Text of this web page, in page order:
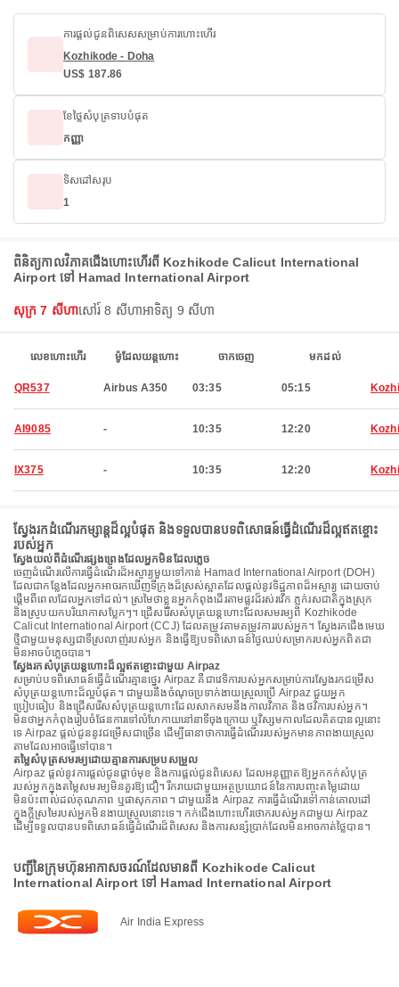
ការផ្តល់ជូនពិសេសសម្រាប់ការហោះហើរ
Kozhikode - Doha
US$ 187.86
ខែថ្លៃសំបុត្រទាបបំផុត
កញ្ញា
ទិសដៅសរុប
1
ពិនិត្យកាលវិភាគជើងហោះហើរពី Kozhikode Calicut International
Airport ទៅ Hamad International Airport
សុក្រ 7 សីហាសៅរ៍ 8 សីហាអាទិត្យ 9 សីហា
លេខហោះហើរ ម៉ូដែលយន្តហោះ ចាកចេញ មកដល់
QR537 Airbus A350 03:35 05:15
AI9085 - 10:35 12:20
IX375 - 10:35 12:20
ស្វែងរកដំណើរកម្សាន្តដ៏ល្អបំផុត និងទទួលបានបទពិសោធន៍ធ្វើដំណើរដ៏ល្អឥតខ្ចោះ
របស់អ្នក
ស្វែងយល់ពីដំណើរផ្សងព្រេងដែលអ្នកមិនដែលភ្លេច
ចេញដំណើរលើការធ្វើដំណើរដ៏អស្ចារ្យមួយទៅកាន់ Hamad International Airport (DOH)
ដែលជាកន្លែងដែលអ្នកអាចរកឃើញទីក្រុងដ៏ស្រស់ស្អាតដែលផ្តល់នូវទិដ្ឋភាពដ៏អស្ចារ្យ ដោយចាប់
ផ្តើមពីពេលដែលអ្នកទៅដល់។ ស្រមៃថាខ្លួនអ្នកកំពុងដើរតាមផ្លូវដ៏រស់រវើក ភ្លក់រសជាតិក្នុងស្រុក
និងស្រូបយកបរិយាកាសប្លែកៗ។ ជ្រើសរើសសំបុត្រយន្តហោះដែលសមរម្យពី Kozhikode
Calicut International Airport (CCJ) ដែលតម្រូវតាមតម្រូវការរបស់អ្នក។ ស្វែងរកជើងមេឃ
ថ្មីជាមួយមនុស្សជាទីស្រលាញ់របស់អ្នក និងធ្វើឱ្យបទពិសោធន៍ថ្ងៃឈប់សម្រាករបស់អ្នកពិតជា
មិនអាចបំភ្លេចបាន។
ស្វែងរកសំបុត្រយន្តហោះដ៏ល្អឥតខ្ចោះជាមួយ Airpaz
សម្រាប់បទពិសោធន៍ធ្វើដំណើរគ្មានថ្នេរ Airpaz គឺជាវេទិការបស់អ្នកសម្រាប់ការស្វែងរកជម្រើស
សំបុត្រយន្តហោះដ៏ល្អបំផុត។ ជាមួយនឹងចំណុចប្រទាក់ងាយស្រួលប្រើ Airpaz ជួយអ្នក
ប្រៀបធៀប និងជ្រើសរើសសំបុត្រយន្តហោះដែលសាកសមនឹងកាលវិភាគ និងថវិការបស់អ្នក។
មិនថាអ្នកកំពុងរៀបចំផែនការទៅលំហែកាយនៅនាទីចុងក្រោយ ឬវិស្សមកាលដែលគិតបានល្អនោះ
ទេ Airpaz ផ្តល់ជូននូវជម្រើសជាច្រើន ដើម្បីធានាថាការធ្វើដំណើររបស់អ្នកមានភាពងាយស្រួល
តាមដែលអាចធ្វើទៅបាន។
តម្លៃសំបុត្រសមរម្យដោយគ្មានការសម្របសម្រួល
Airpaz ផ្តល់នូវការផ្តល់ជូនផ្តាច់មុខ និងការផ្តល់ជូនពិសេស ដែលអនុញ្ញាតឱ្យអ្នកកក់សំបុត្រ
របស់អ្នកក្នុងតម្លៃសមរម្យមិនគួរឱ្យជឿ។ រីករាយជាមួយអត្ថប្រយោជន៍នៃការបញ្ចុះតម្លៃដោយ
មិនប៉ះពាល់ដល់គុណភាព ឬផាសុកភាព។ ជាមួយនឹង Airpaz ការធ្វើដំណើរទៅកាន់គោលដៅ
ក្នុងក្តីស្រមៃរបស់អ្នកមិនងាយស្រួលនោះទេ។ កក់ជើងហោះហើរថោករបស់អ្នកជាមួយ Airpaz
ដើម្បីទទួលបានបទពិសោធន៍ធ្វើដំណើរដ៏ពិសេស និងការសន្សំប្រាក់ដែលមិនអាចកាត់ថ្លៃបាន។
បញ្ជីនៃក្រុមហ៊ុនអាកាសចរណ៍ដែលមានពី Kozhikode Calicut
International Airport ទៅ Hamad International Airport
Air India Express